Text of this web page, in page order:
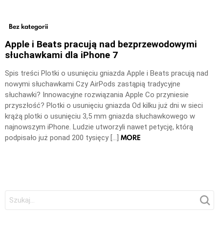
Bez kategorii
Apple i Beats pracują nad bezprzewodowymi
słuchawkami dla iPhone 7
Spis treści Plotki o usunięciu gniazda Apple i Beats pracują nad
nowymi słuchawkami Czy AirPods zastąpią tradycyjne
słuchawki? Innowacyjne rozwiązania Apple Co przyniesie
przyszłość? Plotki o usunięciu gniazda Od kilku już dni w sieci
krążą plotki o usunięciu 3,5 mm gniazda słuchawkowego w
najnowszym iPhone. Ludzie utworzyli nawet petycję, którą
podpisało już ponad 200 tysięcy […] MORE
Szukaj: